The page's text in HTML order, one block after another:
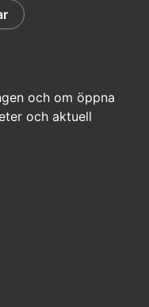
och om öppna
och aktuell